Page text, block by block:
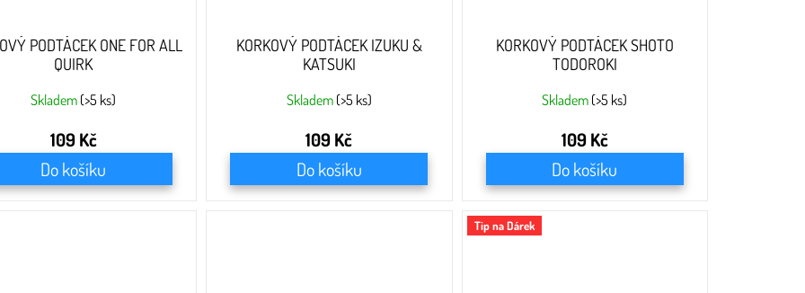
PODTÁCEK ONE FOR ALL
QUIRK
Skladem (>5 ks)
109 Kč
Do košíku
KORKOVÝ PODTÁCEK IZUKU &
KATSUKI
Skladem (>5 ks)
109 Kč
Do košíku
KORKOVÝ PODTÁCEK SHOTO
TODOROKI
Skladem (>5 ks)
109 Kč
Do košíku
Tip na Dárek